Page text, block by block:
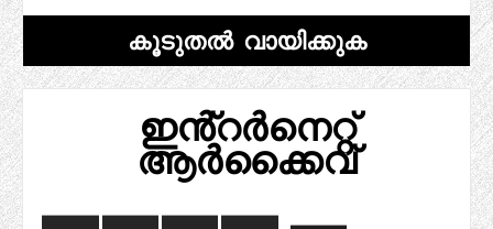
കൂടുതൽ വായിക്കുക
ഇൻ്റർനെറ്റ്
ആർക്കൈവ്